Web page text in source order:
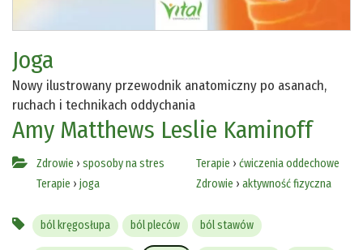
Joga
Nowy ilustrowany przewodnik anatomiczny po asanach,
ruchach i technikach oddychania
Amy Matthews Leslie Kaminoff
Zdrowie › sposoby na stres
Terapie › joga
Terapie › ćwiczenia oddechowe
Zdrowie › aktywność fizyczna
ból kręgosłupa ból pleców ból stawów